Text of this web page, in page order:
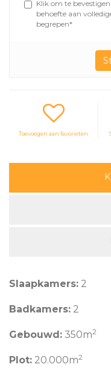
Klik om te
behoefte aan
begrepen*
Toevoegen aan favorieten
Slaapkamers: 2
Badkamers: 2
Gebouwd: 350m2
Plot: 20.000m2